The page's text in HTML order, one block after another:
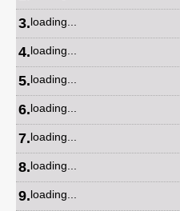
3.loading...
4.loading...
5.loading...
6.loading...
7.loading...
8.loading...
9.loading...